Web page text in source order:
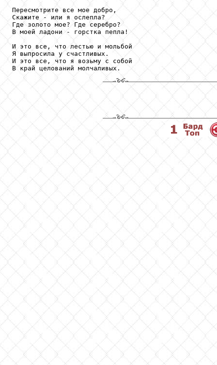
Пересмотрите все мое добро,
Скажите - или я ослепла?
Где золото мое? Где серебро?
В моей ладони - горстка пепла!
И это все, что лестью и мольбой
Я выпросила у счастливых.
И это все, что я возьму с собой
В край целований молчаливых.